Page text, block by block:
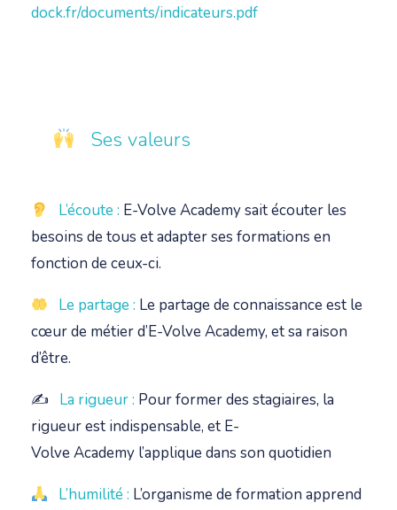
dock.fr/documents/indicateurs.pdf
Ses valeurs
L’écoute : E-VolveAcademysait écouter les
besoins de tous et adapter ses formations en
fonction de ceux-ci.
Le partage : Le partage de connaissance est le
cœur de métier d’E-VolveAcademy, et sa raison
d’être.
✍ La rigueur: Pour former des stagiaires, la
rigueur est indispensable, et E-
VolveAcademy l’applique dans son quotidien
L’humilité : L’organisme de formation apprend